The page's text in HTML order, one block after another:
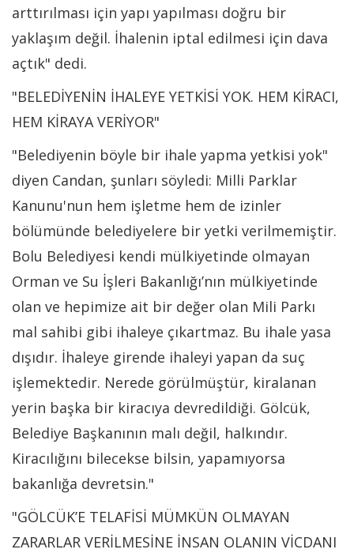
arttırılması için yapı yapılması doğru bir
yaklaşım değil. İhalenin iptal edilmesi için dava
açtık" dedi.
"BELEDİYENİN İHALEYE YETKİSİ YOK. HEM KİRACI,
HEM KİRAYA VERİYOR"
"Belediyenin böyle bir ihale yapma yetkisi yok"
diyen Candan, şunları söyledi: Milli Parklar
Kanunu'nun hem işletme hem de izinler
bölümünde belediyelere bir yetki verilmemiştir.
Bolu Belediyesi kendi mülkiyetinde olmayan
Orman ve Su İşleri Bakanlığı’nın mülkiyetinde
olan ve hepimize ait bir değer olan Mili Parkı
mal sahibi gibi ihaleye çıkartmaz. Bu ihale yasa
dışıdır. İhaleye girende ihaleyi yapan da suç
işlemektedir. Nerede görülmüştür, kiralanan
yerin başka bir kiracıya devredildiği. Gölcük,
Belediye Başkanının malı değil, halkındır.
Kiracılığını bilecekse bilsin, yapamıyorsa
bakanlığa devretsin."
"GÖLCÜK’E TELAFİSİ MÜMKÜN OLMAYAN
ZARARLAR VERİLMESİNE İNSAN OLANIN VİCDANI